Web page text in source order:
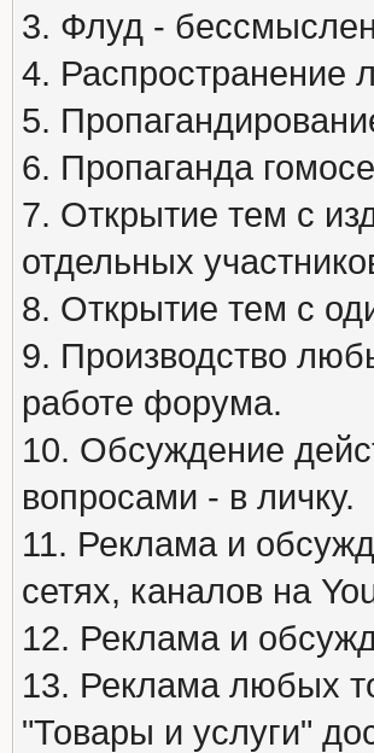
3. Флуд -
4. Распространение
5.
6. Пропаганда
7. Открытие тем с
отдельных
8. Открытие тем с
9. Производство
работе форума.
10. Обсуждение
вопросами - в личку.
11. Реклама и
сетях, каналов на
12. Реклама и
13. Реклама любых
"Товары и услуги"